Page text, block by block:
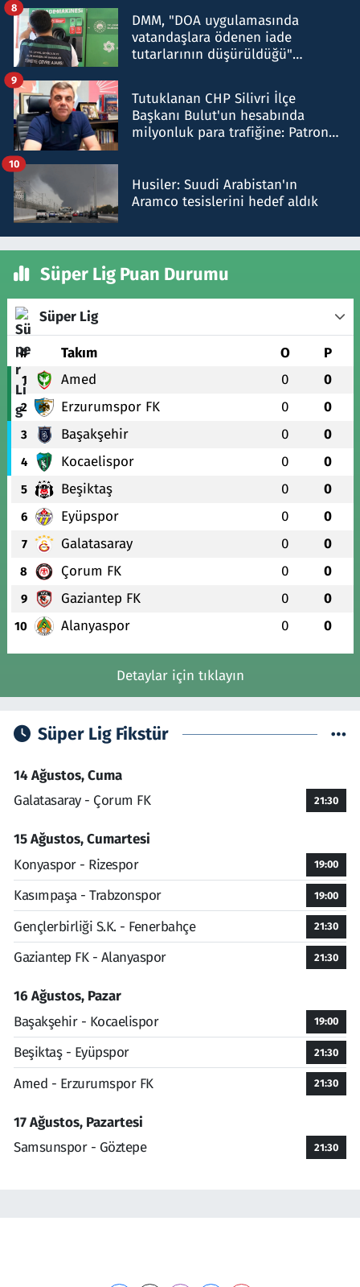
DMM, "DOA uygulamasında
vatandaşlara ödenen iade
tutarlarının düşürüldüğü"
8
Tutuklanan CHP Silivri İlçe
Başkanı Bulut'un hesabında
milyonluk para trafiğine: Patron
9
Husiler: Suudi Arabistan'ın
Aramco tesislerini hedef aldık
10
Süper Lig Puan Durumu
Süper Lig
# Takım O P
1 Amed 0 0
2 Erzurumspor FK 0 0
3 Başakşehir 0 0
4 Kocaelispor 0 0
5 Beşiktaş 0 0
6 Eyüpspor 0 0
7 Galatasaray 0 0
8 Çorum FK 0 0
9 Gaziantep FK 0 0
10 Alanyaspor 0 0
Detaylar için tıklayın
Süper Lig Fikstür
14 Ağustos, Cuma
Galatasaray - Çorum FK
21:30
15 Ağustos, Cumartesi
Konyaspor - Rizespor
19:00
Kasımpaşa - Trabzonspor 19:00
Gençlerbirliği S.K. - Fenerbahçe 21:30
Gaziantep FK - Alanyaspor 21:30
16 Ağustos, Pazar
Başakşehir - Kocaelispor
19:00
Beşiktaş - Eyüpspor 21:30
Amed - Erzurumspor FK 21:30
17 Ağustos, Pazartesi
Samsunspor - Göztepe
21:30